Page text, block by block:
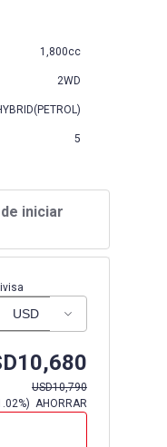
iniciar
10,680
USD10,790
) AHORRAR
1,800cc
2WD
5